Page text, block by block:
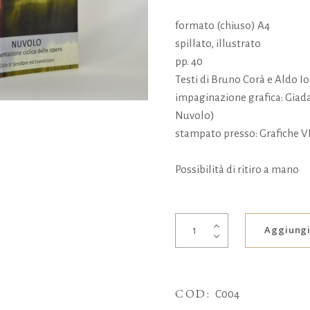
formato (chiuso) A4
spillato, illustrato
pp. 40
Testi di Bruno Corà e Aldo
impaginazione grafica:
Nuvolo)
stampato presso: Grafiche
Possibilità di ritiro a mano
-
COD: C004